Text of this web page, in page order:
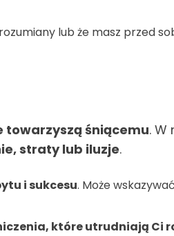
lub że masz przed
towarzyszą śniącemu. W
straty lub iluzje.
i sukcesu. Może
które utrudniają Ci